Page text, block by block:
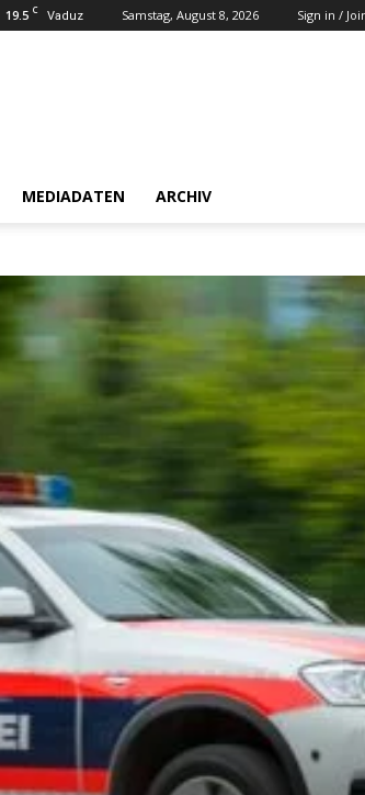
19.5 C Vaduz Samstag, August 8, 2026 Sign in /
MEDIADATEN ARCHIV